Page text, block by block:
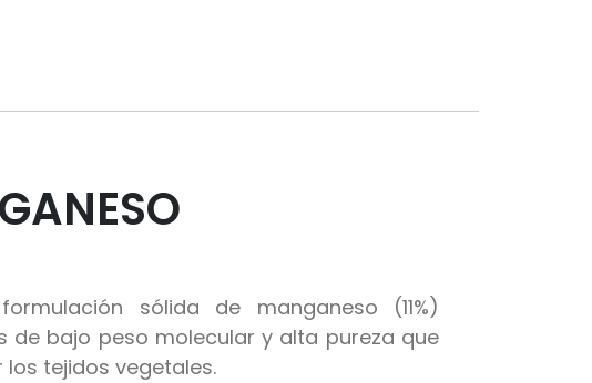
sólida de manganeso (11%)
bajo peso molecular y alta pureza que
tejidos vegetales.